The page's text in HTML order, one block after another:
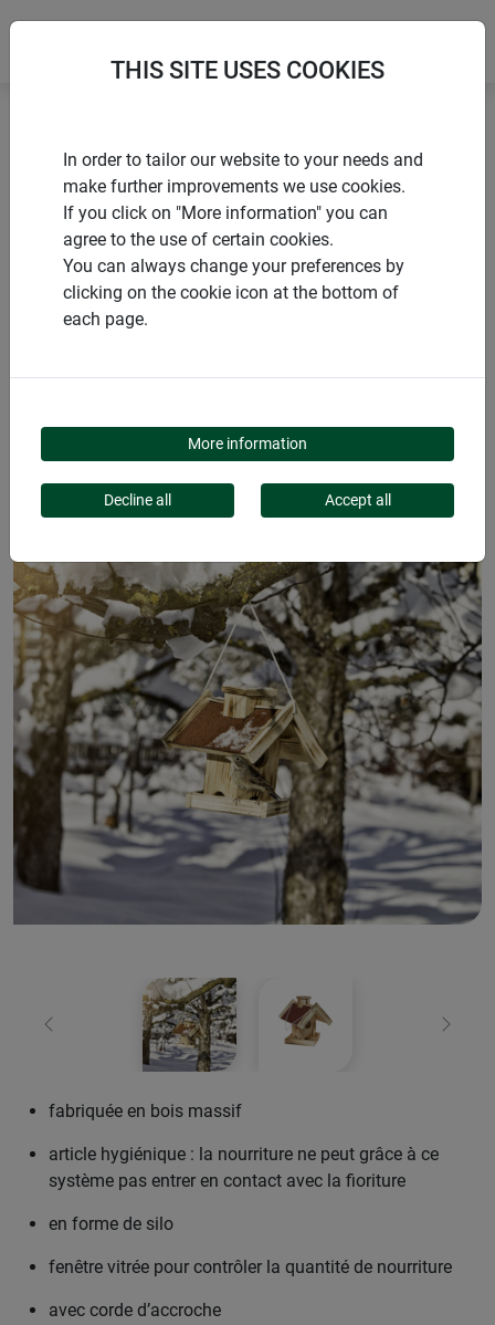
Accueil
Mangeoires à oiseaux
Mangeoire silo à oiseaux « Gaisberg »
PRODUITS
MANGEOIRE SILO À
OISEAUX « GAISBERG »
retour
fabriquée en bois massif
article hygiénique : la nourriture ne peut grâce à ce
système pas entrer en contact avec la fioriture
en forme de silo
fenêtre vitrée pour contrôler la quantité de nourriture
avec corde d’accroche
THIS SITE USES COOKIES
In order to tailor our website to your needs and
make further improvements we use cookies.
If you click on "More information" you can
agree to the use of certain cookies.
You can always change your preferences by
clicking on the cookie icon at the bottom of
each page.
More information
Decline all Accept all